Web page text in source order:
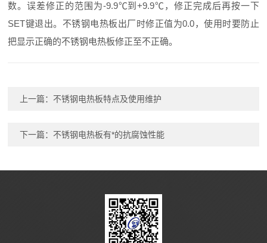
数。误差修正的范围为-9.9℃到+9.9℃，修正完成后再按一下
SET键退出。不锈钢电热板出厂时修正值为0.0，使用时要防止
把显示正确的不锈钢电热板修正至不正确。
上一篇： 不锈钢电热板特点及使用维护
下一篇： 不锈钢电热板有*的抗腐蚀性能